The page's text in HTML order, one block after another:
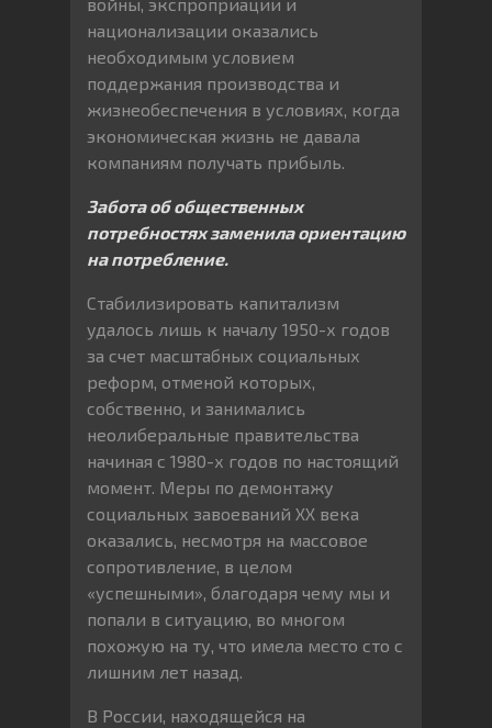
национализации оказались
необходимым условием
поддержания производства и
жизнеобеспечения в условиях, когда
экономическая жизнь не давала
компаниям получать прибыль.
Забота об общественных
потребностях заменила ориентацию
на потребление.
Стабилизировать капитализм
удалось лишь к началу 1950-х годов
за счет масштабных социальных
реформ, отменой которых,
собственно, и занимались
неолиберальные правительства
начиная с 1980-х годов по настоящий
момент. Меры по демонтажу
социальных завоеваний ХХ века
оказались, несмотря на массовое
сопротивление, в целом
«успешными», благодаря чему мы и
попали в ситуацию, во многом
похожую на ту, что имела место сто с
лишним лет назад.
В России, находящейся на